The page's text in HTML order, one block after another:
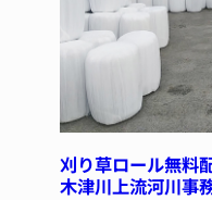
刈り草ロール無
木津川上流河川事